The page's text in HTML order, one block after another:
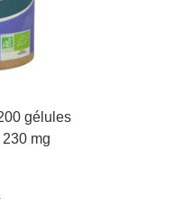
gélules
mg